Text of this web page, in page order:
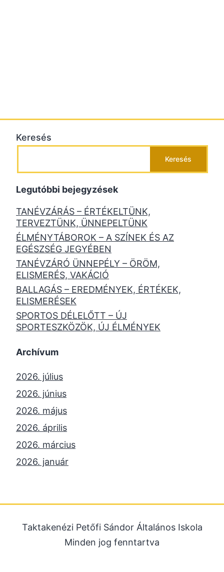
Keresés
Keresés
Legutóbbi bejegyzések
TANÉVZÁRÁS – ÉRTÉKELTÜNK,
TERVEZTÜNK, ÜNNEPELTÜNK
ÉLMÉNYTÁBOROK – A SZÍNEK ÉS AZ
EGÉSZSÉG JEGYÉBEN
TANÉVZÁRÓ ÜNNEPÉLY – ÖRÖM,
ELISMERÉS, VAKÁCIÓ
BALLAGÁS – EREDMÉNYEK, ÉRTÉKEK,
ELISMERÉSEK
SPORTOS DÉLELŐTT – ÚJ
SPORTESZKÖZÖK, ÚJ ÉLMÉNYEK
Archívum
2026. július
2026. június
2026. május
2026. április
2026. március
2026. január
2025. július
2025. június
Taktakenézi Petőfi Sándor Általános Iskola
Minden jog fenntartva